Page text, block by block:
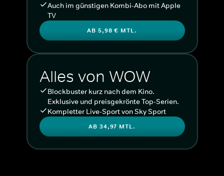
Auch im günstigen Kombi-Abo mit Apple
TV
AB 5,98 € MTL.
Alles von WOW
Blockbuster kurz nach dem Kino.
Exklusive und preisgekrönte Top-Serien.
Kompletter Live-Sport von Sky Sport
AB 34,97 MTL.